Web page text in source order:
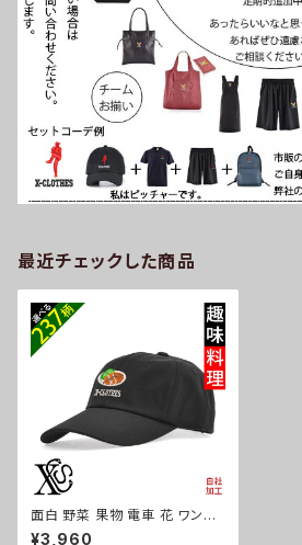
最近チェックした商品
面白 野菜 果物 電車 花 ワンポ
イント 刺繍 つばが長く深め 帽
¥3,960